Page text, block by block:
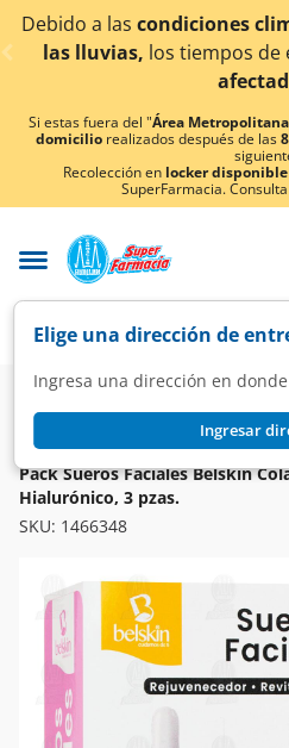
< div class="carousel-inner">
a las condiciones
las lluvias,los tiempos de
afectados.
Si estas fuera del "Área
domicilio realizados después de las
Recolección en locker disponible
SuperFarmacia.
Elige una dirección de
Ingresa una dirección en
Ingresar
Super Higiene y Belleza
Cremas Faciales
BELSKIN
Pack Sueros Faciales Belskin
Hialurónico, 3 pzas.
SKU: 1466348